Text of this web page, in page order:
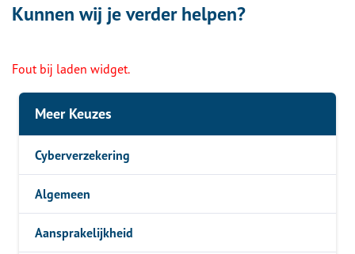
Kunnen wij je verder helpen?
Fout bij laden widget.
Meer Keuzes
Cyberverzekering
Algemeen
Aansprakelijkheid